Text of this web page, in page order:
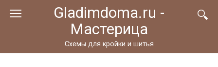
Gladimdoma.ru -
Мастерица
Схемы для кройки и шитья